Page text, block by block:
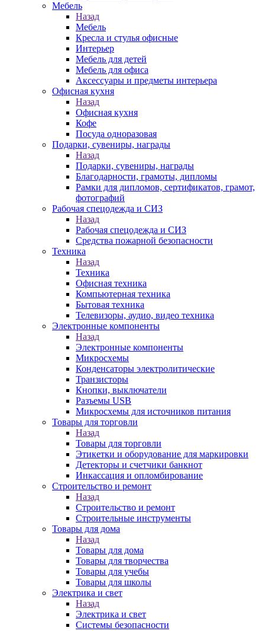
Мебель
Назад
Мебель
Кресла и стулья офисные
Интерьер
Мебель для детей
Мебель для офиса
Аксессуары и предметы интерьера
Офисная кухня
Назад
Офисная кухня
Кофе
Посуда одноразовая
Подарки, сувениры, награды
Назад
Подарки, сувениры, награды
Благодарности, грамоты, дипломы
Рамки для дипломов, сертификатов, грамот,
фотографий
Рабочая спецодежда и СИЗ
Назад
Рабочая спецодежда и СИЗ
Средства пожарной безопасности
Техника
Назад
Техника
Офисная техника
Компьютерная техника
Бытовая техника
Телевизоры, аудио, видео техника
Электронные компоненты
Назад
Электронные компоненты
Микросхемы
Конденсаторы электролитические
Транзисторы
Кнопки, выключатели
Разъемы USB
Микросхемы для источников питания
Товары для торговли
Назад
Товары для торговли
Этикетки и оборудование для маркировки
Детекторы и счетчики банкнот
Инкассация и опломбирование
Строительство и ремонт
Назад
Строительство и ремонт
Строительные инструменты
Товары для дома
Назад
Товары для дома
Товары для творчества
Товары для учебы
Товары для школы
Электрика и свет
Назад
Электрика и свет
Системы безопасности